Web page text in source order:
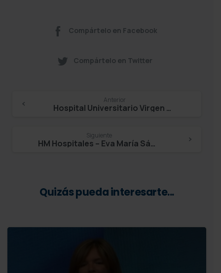
Compártelo en Facebook
Compártelo en Twitter
Continue
Reading
Anterior
Hospital Universitario Virgen Macarena – Carlos Míguez Sánchez
Siguiente
HM Hospitales – Eva María Sáez Martín
Quizás pueda interesarte...